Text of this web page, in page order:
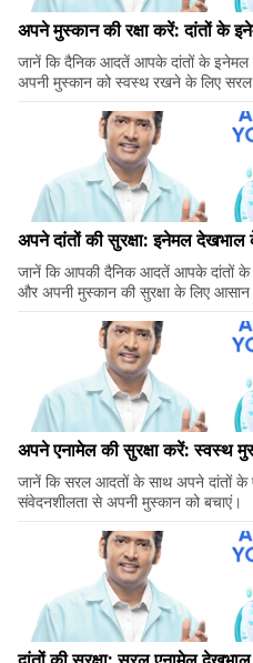
अपने मुस्कान की रक्षा करें: दांतों के
जानें कि दैनिक आदतें आपके दांतों के
अपनी मुस्कान को स्वस्थ रखने के लिए
अपने दांतों की सुरक्षा: इनेमल
जानें कि आपकी दैनिक आदतें आपके दांतों
और अपनी मुस्कान की सुरक्षा के लिए
अपने एनामेल की सुरक्षा करें: स्वस्थ
जानें कि सरल आदतों के साथ अपने दांतों के
संवेदनशीलता से अपनी मुस्कान को बचाएं।